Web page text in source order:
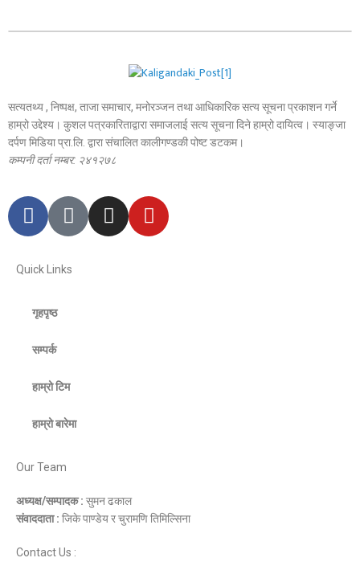
सत्यतथ्य , निष्पक्ष, ताजा समाचार, मनोरञ्जन तथा आधिकारिक सत्य सूचना प्रकाशन गर्ने
हाम्रो उद्देश्य। कुशल पत्रकारिताद्वारा समाजलाई सत्य सूचना दिने हाम्रो दायित्व। स्याङ्जा
दर्पण मिडिया प्रा.लि. द्वारा संचालित कालीगण्डकी पोष्ट डटकम।
कम्पनी दर्ता नम्बर: २४१२७८
Quick Links
गृहपृष्ठ
सम्पर्क
हाम्रो टिम
हाम्रो बारेमा
Our Team
अध्यक्ष/सम्पादक : सुमन ढकाल
संवाददाता : जिके पाण्डेय र चुरामणि तिमिल्सिना
Contact Us :